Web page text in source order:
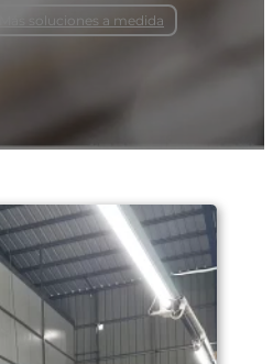
Más soluciones a medida